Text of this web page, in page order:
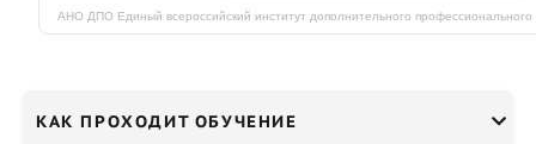
КАК ПРОХОДИТ ОБУЧЕНИЕ